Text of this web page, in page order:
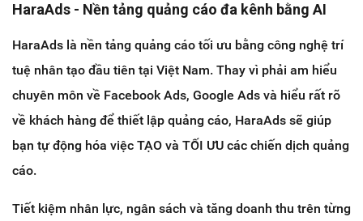
HaraAds - Nền tảng quảng cáo đa kênh bằng AI
HaraAds là nền tảng quảng cáo tối ưu bằng công nghệ trí
tuệ nhân tạo đầu tiên tại Việt Nam. Thay vì phải am hiểu
chuyên môn về Facebook Ads, Google Ads và hiểu rất rõ
về khách hàng để thiết lập quảng cáo, HaraAds sẽ giúp
bạn tự động hóa việc TẠO và TỐI ƯU các chiến dịch quảng
cáo.
Tiết kiệm nhân lực, ngân sách và tăng doanh thu trên từng